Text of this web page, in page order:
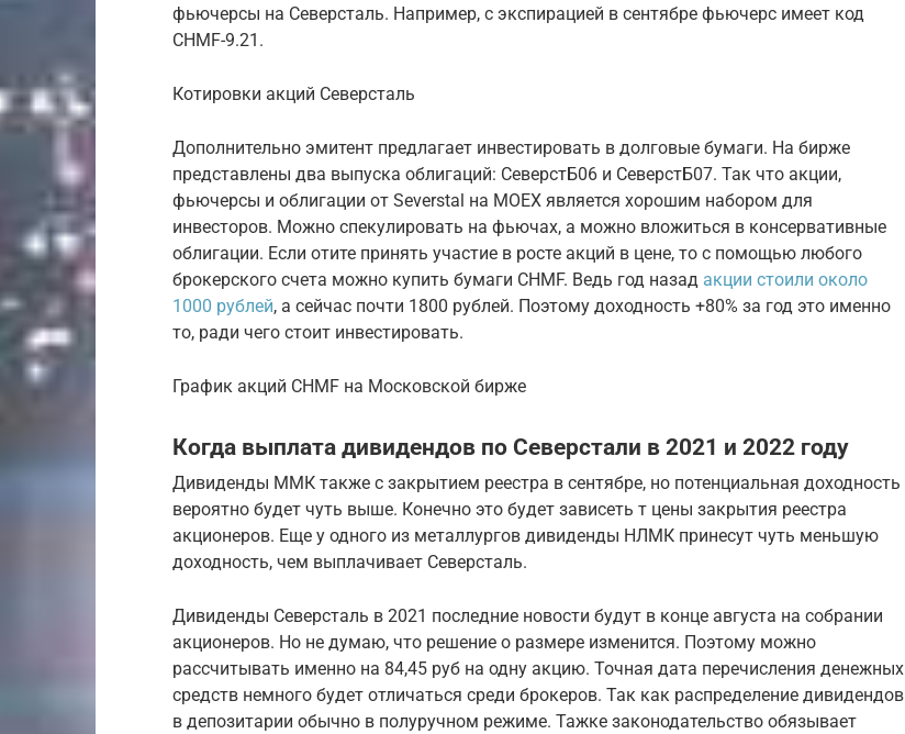
фьючерсы на Северсталь. Например, с экспирацией в сентябре фьючерс имеет код
CHMF-9.21.
Котировки акций Северсталь
Дополнительно эмитент предлагает инвестировать в долговые бумаги. На бирже
представлены два выпуска облигаций: СеверстБ06 и СеверстБ07. Так что акции,
фьючерсы и облигации от Severstal на MOEX является хорошим набором для
инвесторов. Можно спекулировать на фьючах, а можно вложиться в консервативные
облигации. Если отите принять участие в росте акций в цене, то с помощью любого
брокерского счета можно купить бумаги CHMF. Ведь год назад акции стоили около
1000 рублей, а сейчас почти 1800 рублей. Поэтому доходность +80% за год это именно
то, ради чего стоит инвестировать.
График акций CHMF на Московской бирже
Когда выплата дивидендов по Северстали в 2021 и 2022 году
Дивиденды ММК также с закрытием реестра в сентябре, но потенциальная доходность
вероятно будет чуть выше. Конечно это будет зависеть т цены закрытия реестра
акционеров. Еще у одного из металлургов дивиденды НЛМК принесут чуть меньшую
доходность, чем выплачивает Северсталь.
Дивиденды Северсталь в 2021 последние новости будут в конце августа на собрании
акционеров. Но не думаю, что решение о размере изменится. Поэтому можно
рассчитывать именно на 84,45 руб на одну акцию. Точная дата перечисления денежных
средств немного будет отличаться среди брокеров. Так как распределение дивидендов
в депозитарии обычно в полуручном режиме. Тажке законодательство обязывает